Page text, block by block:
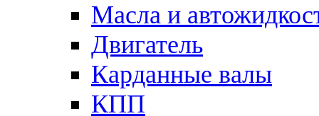
Масла и
Двигатель
Карданные валы
КПП